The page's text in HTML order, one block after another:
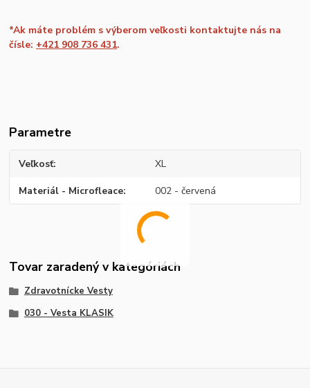
*Ak máte problém s výberom veľkosti kontaktujte nás na
čísle: +421 908 736 431.
Parametre
Veľkosť XL
Materiál - Microfleace 002 - červená
Tovar zaradený v kategóriách
Zdravotnícke Vesty
030 - Vesta KLASIK